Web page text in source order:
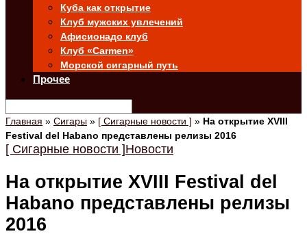
Куба как открытие
Клуб мужских увлечений
Афисионадо клуб
Клуб «Carmen»
Морской сигарный путь
Прочее
Главная » Сигары » [ Сигарные новости ] » На открытие XVIII
Festival del Habano представлены релизы 2016
[ Сигарные новости ]Новости
На открытие XVIII Festival del
Habano представлены релизы
2016